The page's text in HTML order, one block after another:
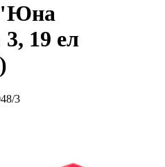
"Юна
19 ел
3